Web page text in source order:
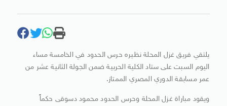
يلتقي فريق غزل المحلة نظيره حرس الحدود في الخامسة مساء
اليوم السبت على ستاد الكلية الحربية ضمن الجولة الثانية عشر من
عمر مسابقة الدوري المصري الممتاز.
ويقود مباراة غزل المحلة وحرس الحدود محمود دسوقى حكماً